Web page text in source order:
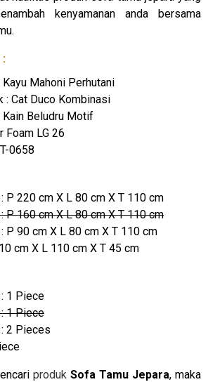
kenyamanan anda bersama
:
Kayu Mahoni Perhutani
: Cat Duco Kombinasi
Kain Beludru Motif
Foam LG 26
0658
P 220 cm X L 80 cm X T 110 cm
P 160 cm X L 80 cm X T 110 cm
P 90 cm X L 80 cm X T 110 cm
cm X L 110 cm X T 45 cm
1 Piece
1 Piece
2 Pieces
produk Sofa Tamu Jepara, maka